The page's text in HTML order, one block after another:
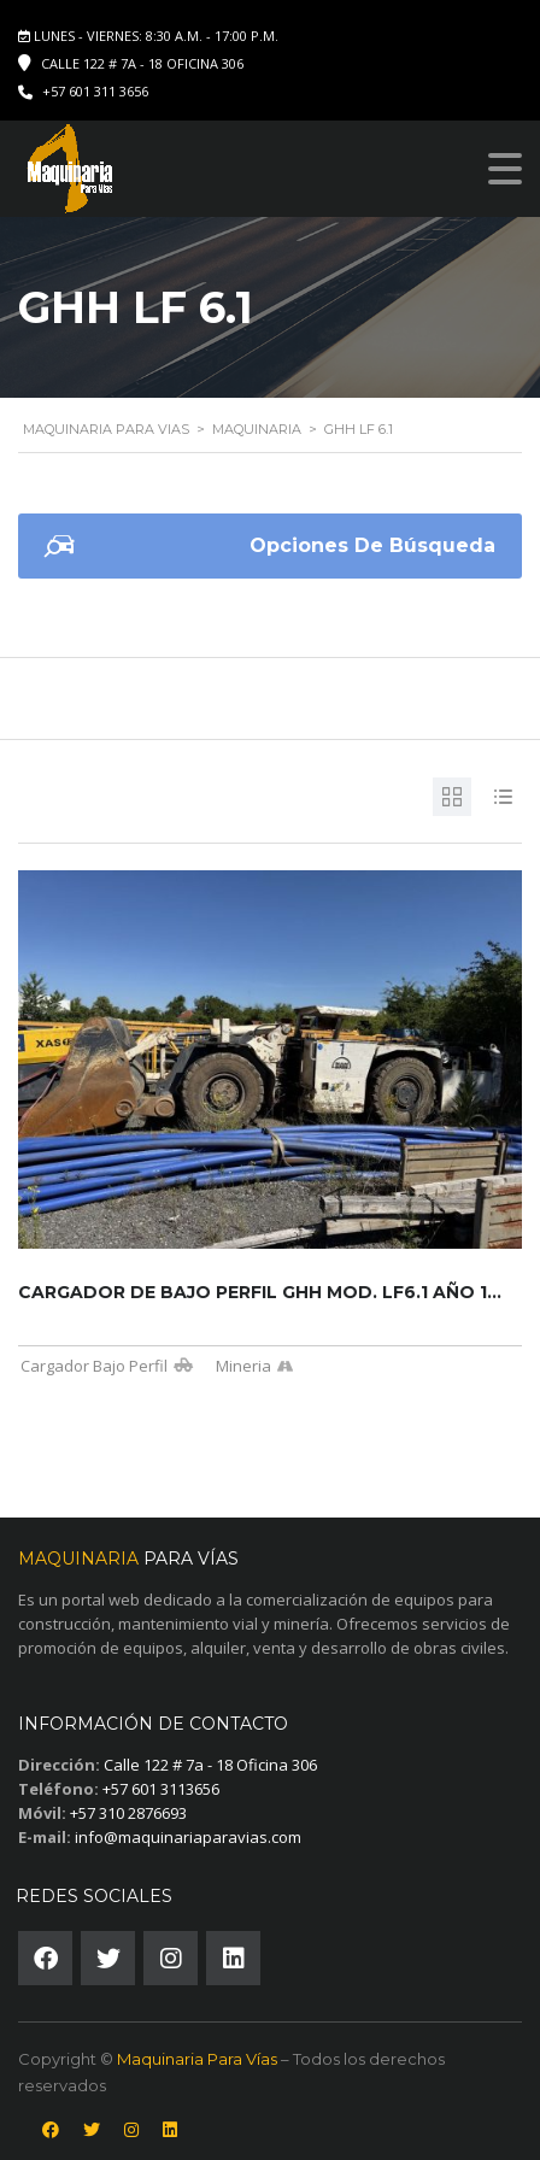
LUNES - VIERNES: 8:30 A.M. - 17:00 P.M.
CALLE 122 # 7A - 18 OFICINA 306
+57 601 311 3656
GHH LF 6.1
MAQUINARIA PARA VIAS > MAQUINARIA > GHH LF 6.1
Opciones De Búsqueda
CARGADOR DE BAJO PERFIL GHH MOD. LF6.1 AÑO 1...
Cargador Bajo Perfil Mineria
MAQUINARIA PARA VÍAS
Es un portal web dedicado a la comercialización de equipos para
construcción, mantenimiento vial y minería. Ofrecemos servicios de
promoción de equipos, alquiler, venta y desarrollo de obras civiles.
INFORMACIÓN DE CONTACTO
Dirección: Calle 122 # 7a - 18 Oficina 306
Teléfono: +57 601 3113656
Móvil: +57 310 2876693
E-mail: info@maquinariaparavias.com
REDES SOCIALES
Copyright © Maquinaria Para Vías– Todos los derechos
reservados